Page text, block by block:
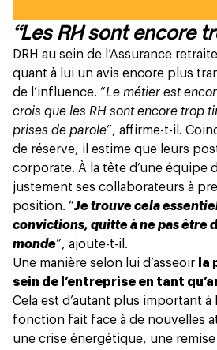
“Les RH sont encore
DRH au sein de l’Assurance
quant à lui un avis encore plus
de l’influence. “Le métier est
crois que les RH sont encore trop
prises de parole”, affirme-t-il.
de réserve, il estime que leurs
corporate. À la tête d’une équipe
justement ses collaborateurs à
position. “Je trouve cela
convictions, quitte à ne pas être
monde”, ajoute-t-il.
Une manière selon lui d’asseoir
la
sein de l’entreprise en tant
Cela est d’autant plus important à
fonction fait face à de nouvelles
une crise énergétique, une